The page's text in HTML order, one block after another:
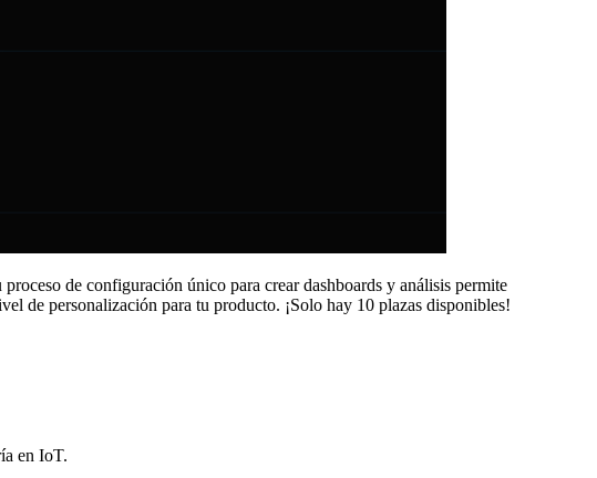
de configuración único para crear dashboards y análisis permite
de personalización para tu producto. ¡Solo hay 10 plazas disponibles!
en IoT.